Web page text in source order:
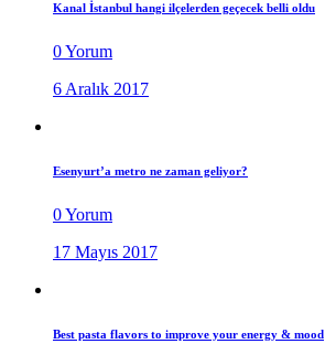
Kanal İstanbul hangi ilçelerden geçecek belli oldu
0 Yorum
6 Aralık 2017
Esenyurt’a metro ne zaman geliyor?
0 Yorum
17 Mayıs 2017
Best pasta flavors to improve your energy & mood